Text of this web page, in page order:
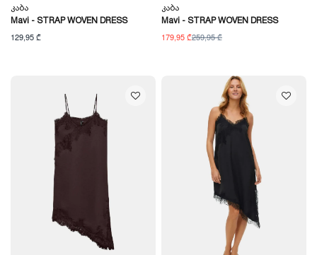
Კაბა
Mavi - STRAP WOVEN DRESS
129,95 ₾
Კაბა
Mavi - STRAP WOVEN DRESS
179,95 ₾259,95 ₾